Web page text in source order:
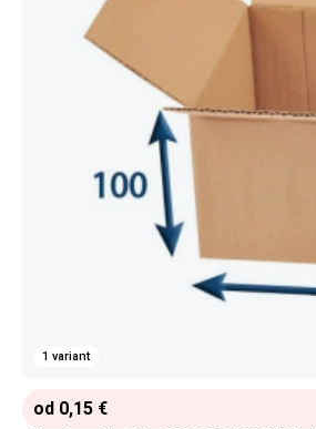
1 variant
od 0,15 €